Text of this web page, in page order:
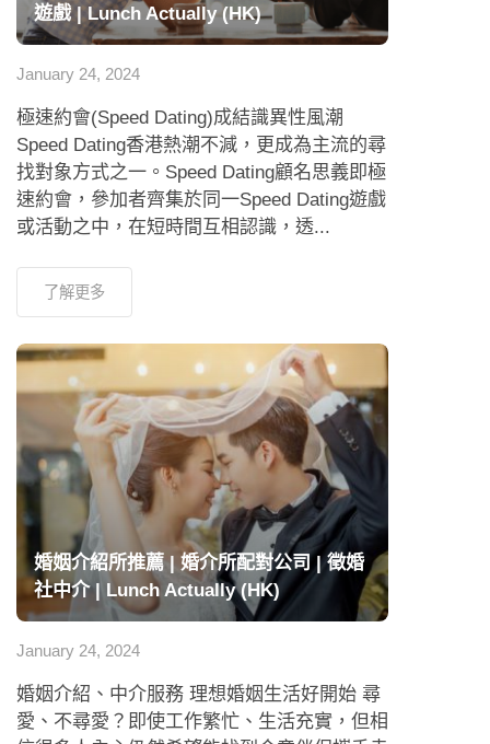
遊戲 | Lunch Actually (HK)
January 24, 2024
極速約會(Speed Dating)成結識異性風潮
Speed Dating香港熱潮不減，更成為主流的尋
找對象方式之一。Speed Dating顧名思義即極
速約會，參加者齊集於同一Speed Dating遊戲
或活動之中，在短時間互相認識，透...
了解更多
婚姻介紹所推薦 | 婚介所配對公司 | 徵婚
社中介 | Lunch Actually (HK)
January 24, 2024
婚姻介紹、中介服務 理想婚姻生活好開始 尋
愛、不尋愛？即使工作繁忙、生活充實，但相